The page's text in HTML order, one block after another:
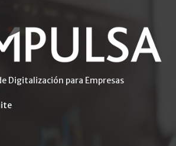
Digitalización para Empresas